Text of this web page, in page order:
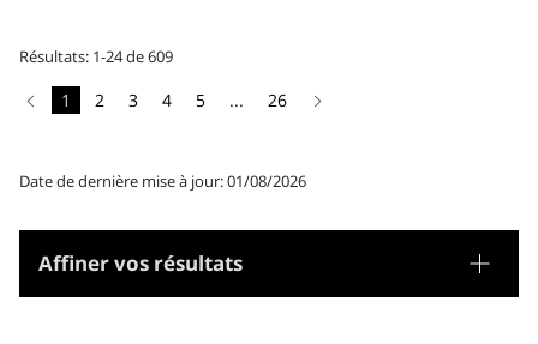
Affiner vos résultats
Tesaurus
Résultats: 1-24 de 609
1 2 3 4 5 ... 26
Date de dernière mise à jour: 01/08/2026